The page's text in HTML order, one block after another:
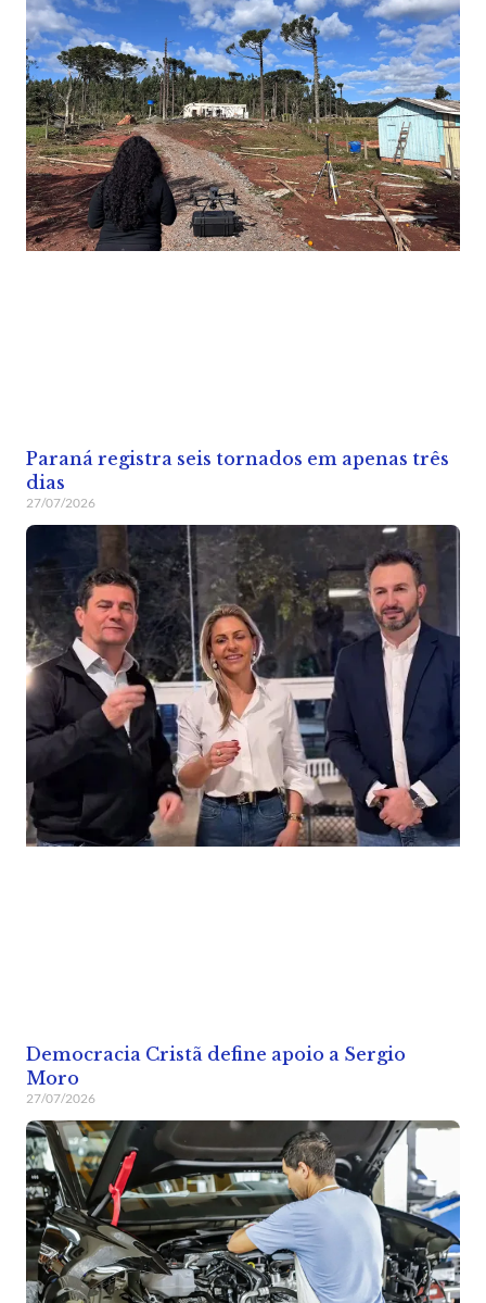
Paraná registra seis tornados em apenas três
dias
27/07/2026
Democracia Cristã define apoio a Sergio
Moro
27/07/2026